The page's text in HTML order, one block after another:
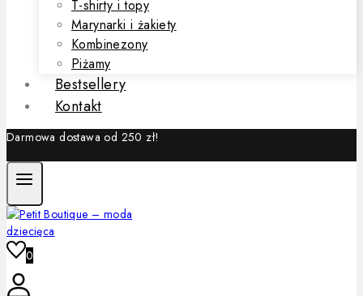
T-shirty i topy
Marynarki i żakiety
Kombinezony
Piżamy
Bestsellery
Kontakt
Darmowa dostawa od 250 zł!
0